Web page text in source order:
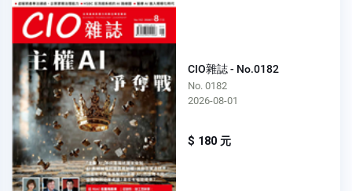
CIO雜誌 - No.0182
No. 0182
2026-08-01
$ 180 元